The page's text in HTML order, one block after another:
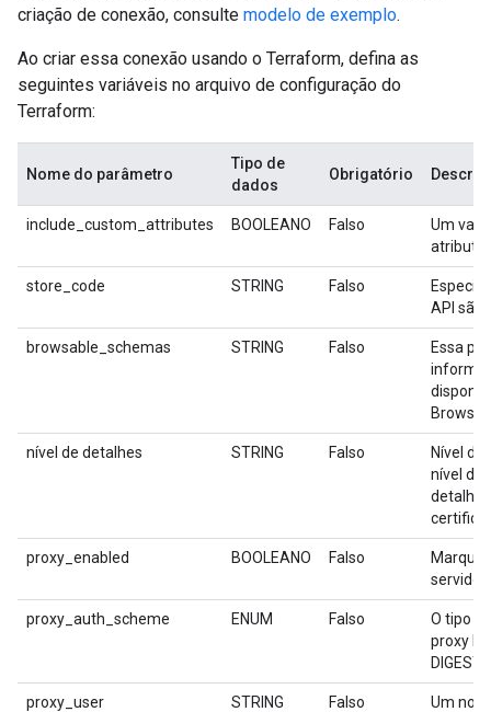
criação de conexão, consulte modelo de exemplo.
Ao criar essa conexão usando o Terraform, defina as
seguintes variáveis no arquivo de configuração do
Terraform:
Nome do parâmetro
Tipo de
dados
Obrigatório
include_custom_attributes BOOLEANO Falso
Um
store_code STRING Falso
API são
browsable_schemas STRING Falso
Essa
nível de detalhes STRING Falso
Nível de
nível de
proxy_enabled BOOLEANO Falso
Marque
servidor
proxy_auth_scheme ENUM Falso
O tipo
proxy
DIGEST,
proxy_user STRING Falso
Um